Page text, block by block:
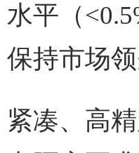
水平（
保持市场
紧凑、高